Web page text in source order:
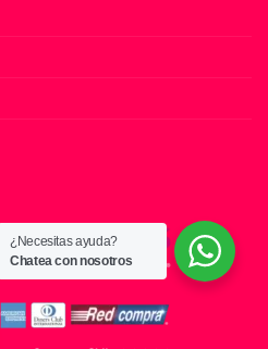
¿Necesitas ayuda?
Chatea con nosotros